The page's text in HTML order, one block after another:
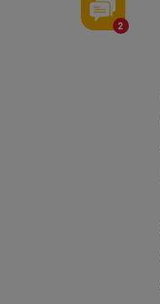
2